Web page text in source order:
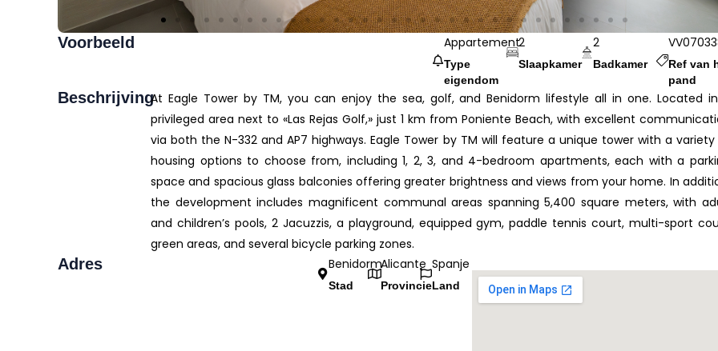
Voorbeeld Appartement
Type
eigendom
2
Slaapkamer
2
Badkamer
Ref van
pand
BeschrijvingAt Eagle Tower by TM, you can enjoy the sea, golf, and Benidorm lifestyle all in one. Located
privileged area next to «Las Rejas Golf,» just 1 km from Poniente Beach, with excellent
via both the N-332 and AP7 highways. Eagle Tower by TM will feature a unique tower with a
housing options to choose from, including 1, 2, 3, and 4-bedroom apartments, each with a
space and spacious glass balconies offering greater brightness and views from your home. In
the development includes magnificent communal areas spanning 5,400 square meters, with
and children’s pools, 2 Jacuzzis, a playground, equipped gym, paddle tennis court, multi-sport
green areas, and several bicycle parking zones.
Adres Benidorm
Stad
Alicante
Provincie
Spanje
Land